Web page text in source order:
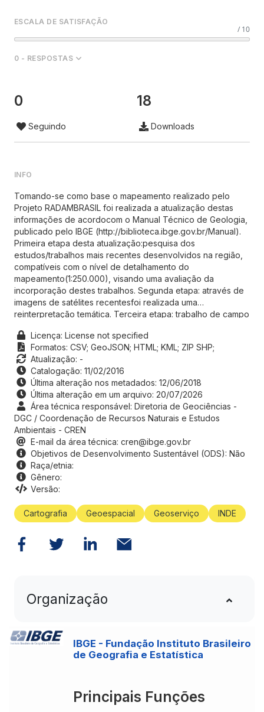
ESCALA DE SATISFAÇÃO
/ 10
0 - RESPOSTAS
0
Seguindo
18
Downloads
INFO
Tomando-se como base o mapeamento realizado pelo
Projeto RADAMBRASIL foi realizada a atualização destas
informações de acordocom o Manual Técnico de Geologia,
publicado pelo IBGE (http://biblioteca.ibge.gov.br/Manual).
Primeira etapa desta atualização:pesquisa dos
estudos/trabalhos mais recentes desenvolvidos na região,
compatíveis com o nível de detalhamento do
mapeamento(1:250.000), visando uma avaliação da
incorporação destes trabalhos. Segunda etapa: através de
imagens de satélites recentesfoi realizada uma
reinterpretação temática. Terceira etapa: trabalho de campo
necessário. Quarta etapa: reinterpretação final. Quinta
etapa: armazenamento das informações gráficas e
alfanuméricasatualizadas no banco de dados, estruturado
para a utilização destas informações em um ambiente de
SIG. Constam deste bancoinformações sobre as unidades
geológicas, suas descrições, estruturas e análises diversas.
Licença: License not specified
Formatos: CSV; GeoJSON; HTML; KML; ZIP SHP;
Atualização: -
Catalogação: 11/02/2016
Última alteração nos metadados: 12/06/2018
Última alteração em um arquivo: 20/07/2026
Área técnica responsável: Diretoria de Geociências -
DGC / Coordenação de Recursos Naturais e Estudos
Ambientais - CREN
E-mail da área técnica: cren@ibge.gov.br
Objetivos de Desenvolvimento Sustentável (ODS): Não
Raça/etnia:
Gênero:
Versão:
Cartografia Geoespacial Geoserviço INDE
Organização
IBGE - Fundação Instituto Brasileiro
de Geografia e Estatística
Principais Funções